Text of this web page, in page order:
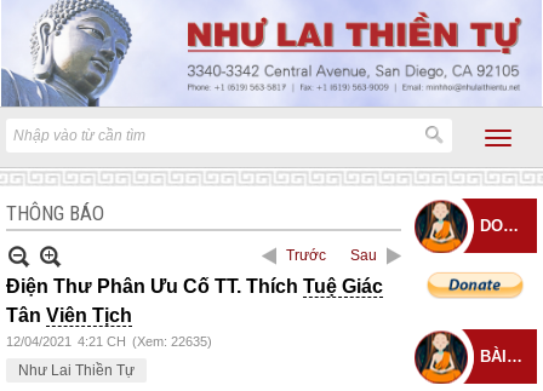
THÔNG BÁO
Trước Sau
Điện Thư Phân Ưu Cố TT. Thích Tuệ Giác
Tân Viên Tịch
12/04/2021 4:21 CH (Xem: 22635)
Như Lai Thiền Tự
DONATE
BÀI ĐĂNG MỚI